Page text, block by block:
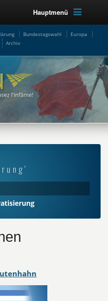
Hauptmenü
Bundestagswahl
Europa
Archiv